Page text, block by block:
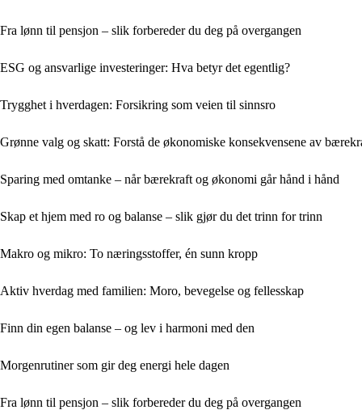
Fra lønn til pensjon – slik forbereder du deg på overgangen
ESG og ansvarlige investeringer: Hva betyr det egentlig?
Trygghet i hverdagen: Forsikring som veien til sinnsro
Grønne valg og skatt: Forstå de økonomiske konsekvensene av
Sparing med omtanke – når bærekraft og økonomi går hånd i hånd
Skap et hjem med ro og balanse – slik gjør du det trinn for trinn
Makro og mikro: To næringsstoffer, én sunn kropp
Aktiv hverdag med familien: Moro, bevegelse og fellesskap
Finn din egen balanse – og lev i harmoni med den
Morgenrutiner som gir deg energi hele dagen
Fra lønn til pensjon – slik forbereder du deg på overgangen